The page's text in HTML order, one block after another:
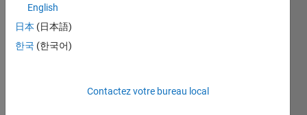
NGS panel
targets may
completely
English
日本 (日本語)
한국 (한국어)
Contactez votre bureau local